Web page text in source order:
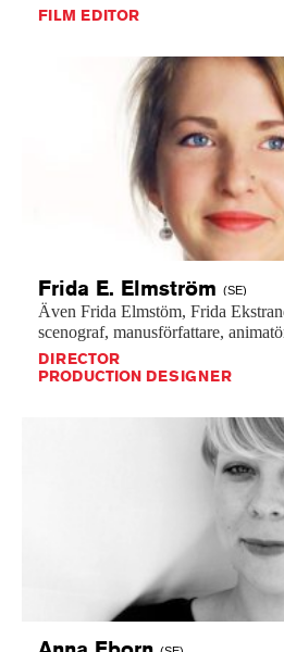
FILM EDITOR
Frida E. Elmström (SE)
Även Frida Elmstöm, Frida
scenograf, manusförfattare,
DIRECTOR
PRODUCTION DESIGNER